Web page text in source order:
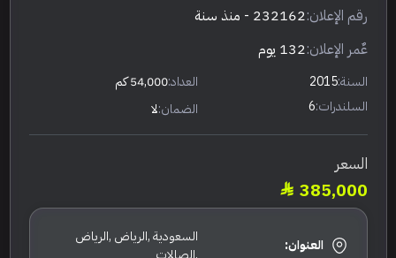
رقم الإعلان:232162 - منذ سنة
عٌمر الإعلان:132 يوم
السنة:2015 العداد:54,000 كم
السلندرات:6 الضمان:لا
السعر
385,000
العنوان:
السعودية ,الرياض ,الرياض